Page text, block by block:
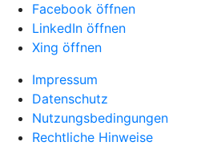
Facebook öffnen
LinkedIn öffnen
Xing öffnen
Impressum
Datenschutz
Nutzungsbedingungen
Rechtliche Hinweise